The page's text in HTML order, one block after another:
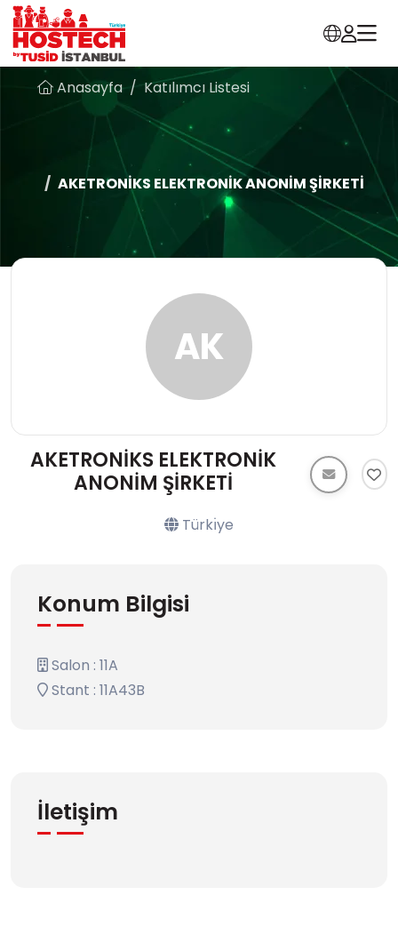
Anasayfa Katılımcı Listesi
AKETRONİKS ELEKTRONİK ANONİM ŞİRKETİ
AK
AKETRONİKS ELEKTRONİK
ANONİM ŞİRKETİ
Türkı̇ye
Konum Bilgisi
Salon : 11A
Stant : 11A43B
İletişim